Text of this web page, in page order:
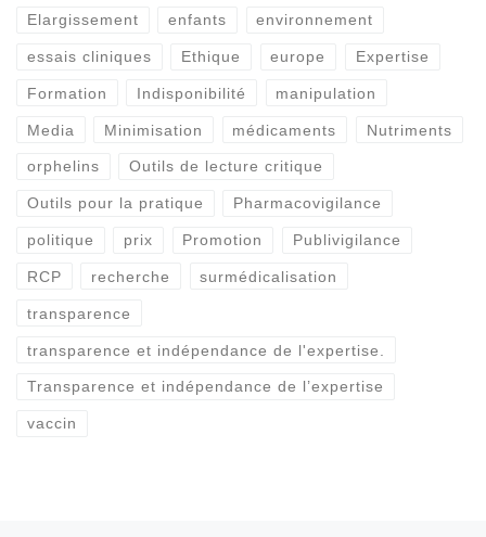
Elargissement enfants environnement
essais cliniques Ethique europe Expertise
Formation Indisponibilité manipulation
Media Minimisation médicaments Nutriments
orphelins Outils de lecture critique
Outils pour la pratique Pharmacovigilance
politique prix Promotion Publivigilance
RCP recherche surmédicalisation
transparence
transparence et indépendance de l'expertise.
Transparence et indépendance de l’expertise
vaccin